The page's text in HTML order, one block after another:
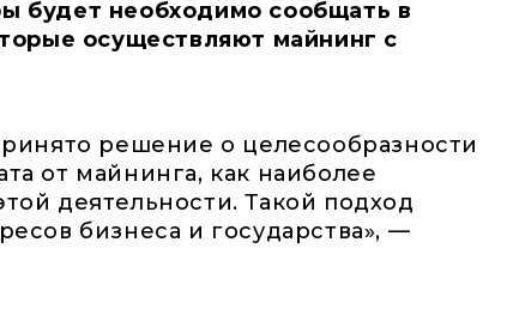
будет необходимо сообщать в
осуществляют майнинг с
решение о целесообразности
от майнинга, как наиболее
деятельности. Такой подход
бизнеса и государства», —